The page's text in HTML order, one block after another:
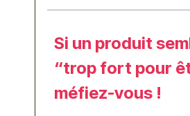
Si un produit
“trop fort pour
méfiez-vous !